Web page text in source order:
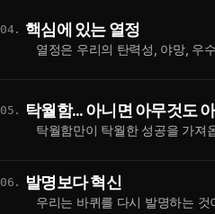
04. 핵심에 있는 열정
열정은 우리의 탄력성, 야망, 우
05. 탁월함... 아니면 아무것도
탁월함만이 탁월한 성공을 가져
06. 발명보다 혁신
우리는 바퀴를 다시 발명하는